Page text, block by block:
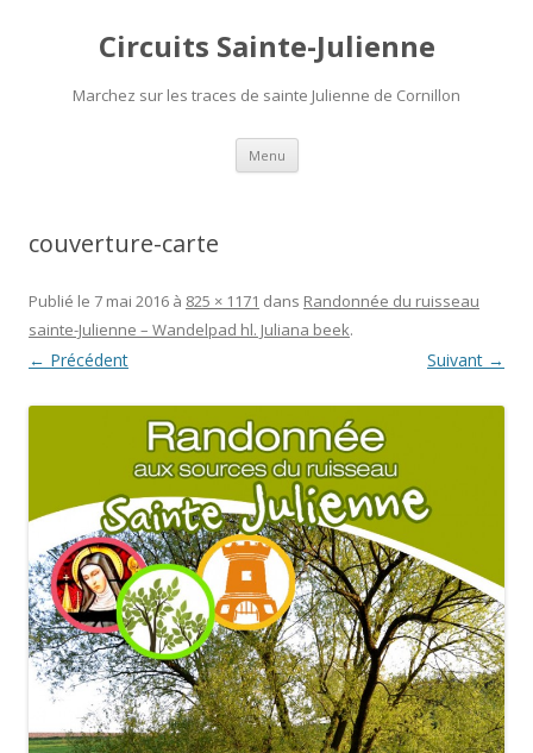
Circuits Sainte-Julienne
Marchez sur les traces de sainte Julienne de Cornillon
Menu Aller
contenu
couverture-carte
Publié le 7 mai 2016 à 825 × 1171 dans Randonnée du ruisseau
sainte-Julienne – Wandelpad hl. Juliana beek.
← Précédent Suivant →